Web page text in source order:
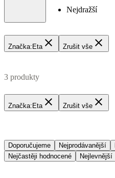
Nejdražší
Značka: Eta Zrušit vše
3 produkty
Značka: Eta Zrušit vše
Doporučujeme Nejprodávanější
Nejčastěji hodnocené
Nejlevnější